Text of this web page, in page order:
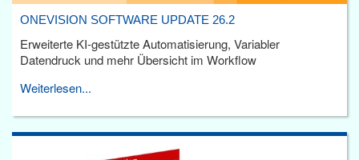
ONEVISION SOFTWARE UPDATE 26.2
Erweiterte KI-gestützte Automatisierung, Variabler
Datendruck und mehr Übersicht im Workflow
Weiterlesen...